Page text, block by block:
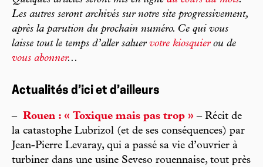
Les autres seront archivés sur notre site progressivement,
après la parution du prochain numéro. Ce qui vous
laisse tout le temps d’aller saluer votre kiosquierou de
vous abonner...
Actualités d’ici et d’ailleurs
– Rouen : « Toxique mais pas trop » – Récit de
la catastophe Lubrizol (et de ses conséquences) par
Jean-Pierre Levaray, qui a passé sa vie d’ouvrier à
turbiner dans une usine Seveso rouennaise, tout près